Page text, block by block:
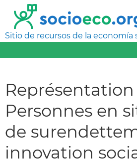
Sitio de recursos de la economía
Personnes en
de
innovation